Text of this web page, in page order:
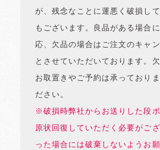
が、残念なことに運悪く破損し
もございます。良品がある場合
応、欠品の場合はご注文のキャ
とさせていただいております。
お取置きやご予約は承っており
ださい。
※破損時弊社からお送りした段
原状回復していただく必要がご
った場合には破棄しないようお